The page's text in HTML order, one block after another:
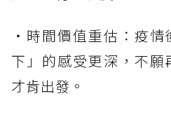
・時間價值重估：疫
下」的感受更深，不
才肯出發。